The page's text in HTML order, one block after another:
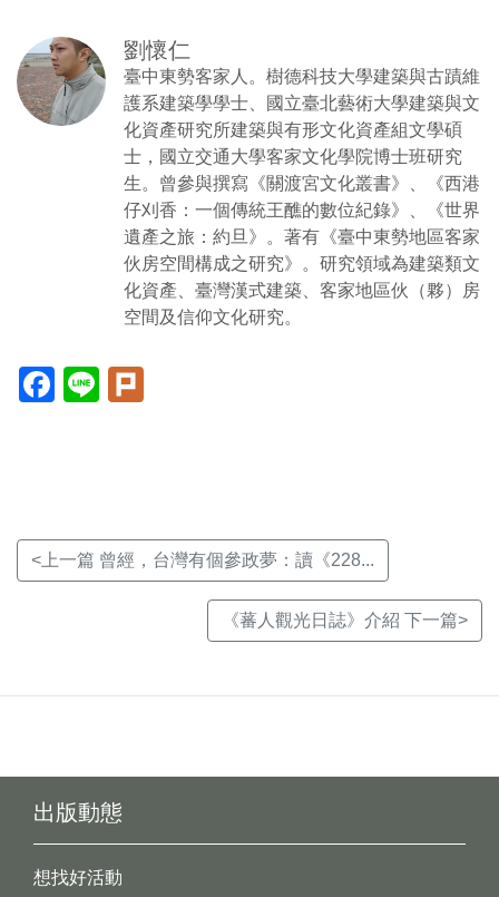
劉懷仁
臺中東勢客家人。樹德科技大學建築與古蹟維
護系建築學學士、國立臺北藝術大學建築與文
化資產研究所建築與有形文化資產組文學碩
士，國立交通大學客家文化學院博士班研究
生。曾參與撰寫《關渡宮文化叢書》、《西港
仔刈香：一個傳統王醮的數位紀錄》、《世界
遺產之旅：約旦》。著有《臺中東勢地區客家
伙房空間構成之研究》。研究領域為建築類文
化資產、臺灣漢式建築、客家地區伙（夥）房
空間及信仰文化研究。
Facebook(另
開
Line(另
開
<上一篇 曾經，台灣有個參政夢：讀《228...
《蕃人觀光日誌》介紹 下一篇>
出版動態
想找好活動